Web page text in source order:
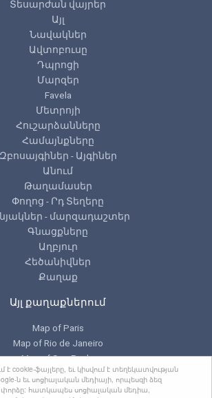
cookie-ֆայլերը, եւ կիսվում է տեղեկատվության
ն եւ սոցիալական մեդիայի, որպեսզի ձեզ
փորձը: հատկապես սոցիալական մեդիա,
Տեսարժան վայրեր
Այլ
Նավակներ
Ավտոբուսը
Դպրոցի
Մարզեր
Favela
Մետրոյի
Հուշարձանները
Համայնքները
Զբոսայգիներ - Այգիներ
Անում
Թաղամասեր
Փողոց - Րդ Տեղերը
- մարզադաշտեր
Գնացքները
Աղբյուր
Հեծանիվներ
Քաղաք
Այլ քաղաքներում
Map of Paris
Map of Rio de Janeiro
Map of Sao Paulo
Map of Toronto